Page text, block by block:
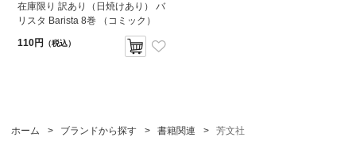
在庫限り 訳あり（日焼けあり） バ
リスタ Barista 8巻 （コミック）
110円
（税込）
ホーム > ブランドから探す > 書籍関連 > 芳文社